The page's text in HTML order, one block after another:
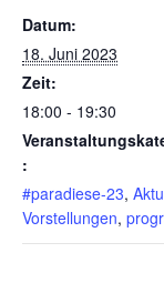
Datum:
18. Juni 2023
Zeit:
18:00 - 19:30
:
#paradiese-23,
Vorstellungen,